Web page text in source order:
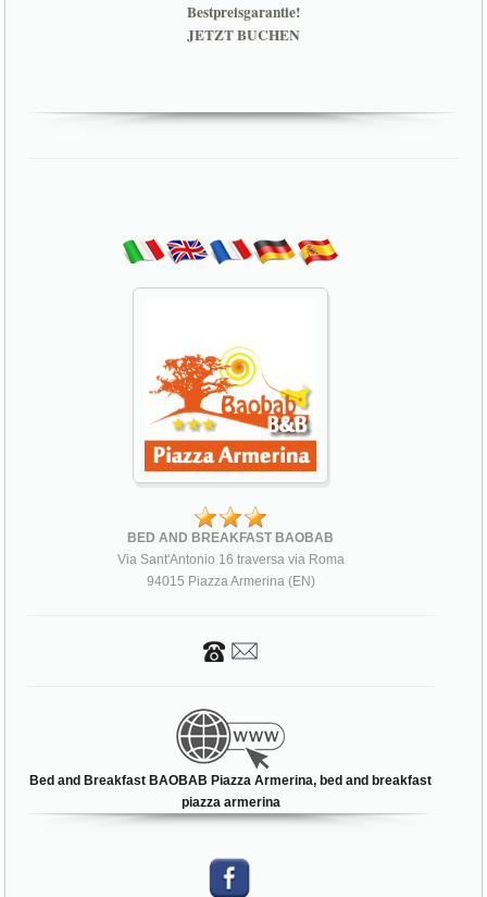
Bestpreisgarantie!
JETZT BUCHEN
BED AND BREAKFAST BAOBAB
Via Sant'Antonio 16 traversa via Roma
94015 Piazza Armerina (EN)
Bed and Breakfast BAOBAB Piazza Armerina, bed and breakfast
piazza armerina